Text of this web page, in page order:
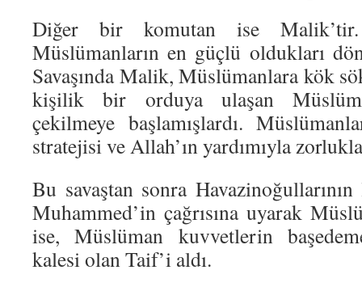
Diğer bir komutan ise Malik’tir.
Müslümanların en güçlü oldukları
Savaşında Malik, Müslümanlara kök
kişilik bir orduya ulaşan
çekilmeye başlamışlardı.
stratejisi ve Allah’ın yardımıyla
Bu savaştan sonra
Muhammed’in çağrısına uyarak
ise, Müslüman kuvvetlerin
kalesi olan Taif’i aldı.